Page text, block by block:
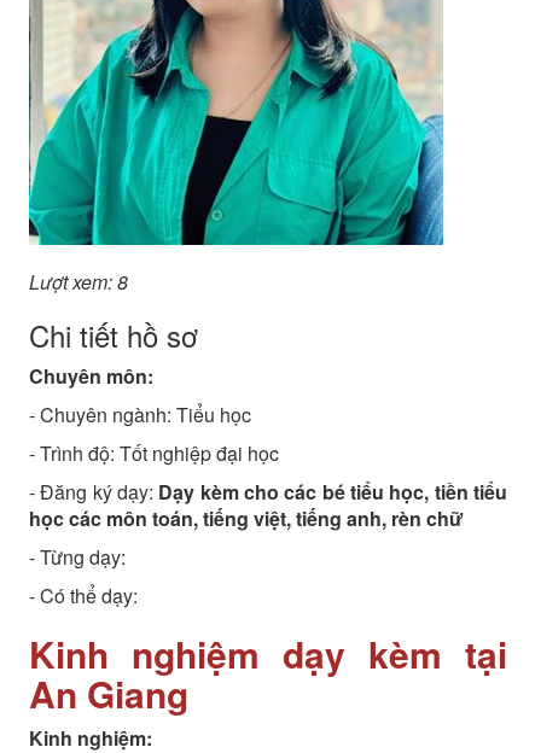
Lượt xem: 8
Chi tiết hồ sơ
Chuyên môn:
- Chuyên ngành: Tiểu học
- Trình độ: Tốt nghiệp đại học
- Đăng ký dạy: Dạy kèm cho các bé tiểu học, tiền tiểu
học các môn toán, tiếng việt, tiếng anh, rèn chữ
- Từng dạy:
- Có thể dạy:
Kinh nghiệm dạy kèm tại
An Giang
Kinh nghiệm: